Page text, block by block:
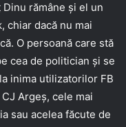
rămâne și el un
chiar dacă nu mai
O persoană care stă
cea de politician și se
inima utilizatorilor FB
Argeș, cele mai
sau acelea făcute de